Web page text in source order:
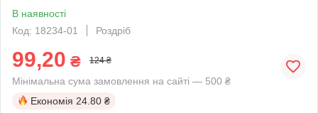
В наявності
Код: 18234-01
Роздріб
99,20 ₴ 124 ₴
Мінімальна сума замовлення на сайті — 500 ₴
Економія 24.80 ₴